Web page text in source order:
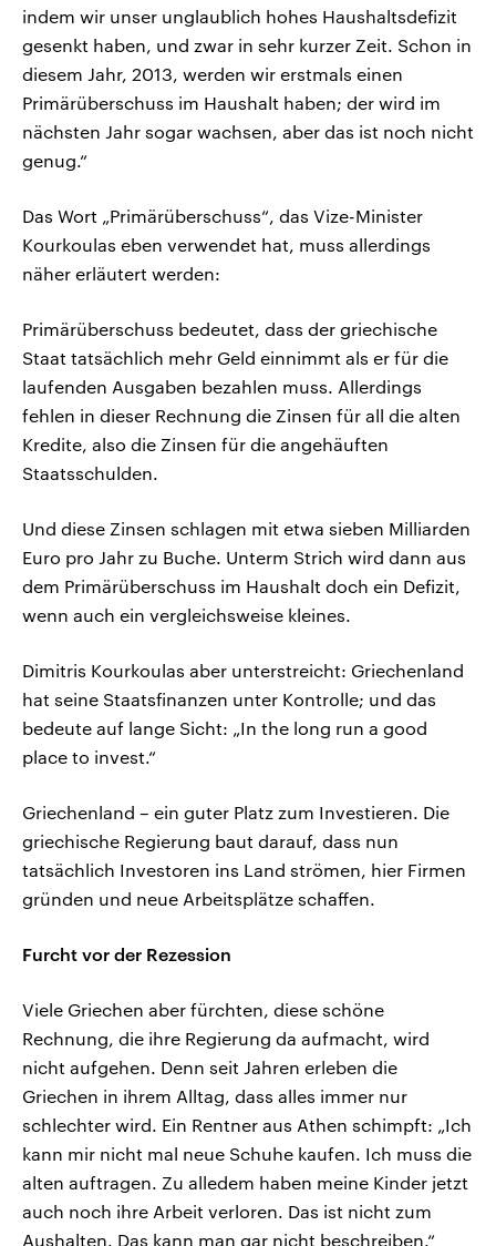
indem wir unser unglaublich hohes Haushaltsdefizit
gesenkt haben, und zwar in sehr kurzer Zeit. Schon in
diesem Jahr, 2013, werden wir erstmals einen
Primärüberschuss im Haushalt haben; der wird im
nächsten Jahr sogar wachsen, aber das ist noch nicht
genug.“
Das Wort „Primärüberschuss“, das Vize-Minister
Kourkoulas eben verwendet hat, muss allerdings
näher erläutert werden:
Primärüberschuss bedeutet, dass der griechische
Staat tatsächlich mehr Geld einnimmt als er für die
laufenden Ausgaben bezahlen muss. Allerdings
fehlen in dieser Rechnung die Zinsen für all die alten
Kredite, also die Zinsen für die angehäuften
Staatsschulden.
Und diese Zinsen schlagen mit etwa sieben Milliarden
Euro pro Jahr zu Buche. Unterm Strich wird dann aus
dem Primärüberschuss im Haushalt doch ein Defizit,
wenn auch ein vergleichsweise kleines.
Dimitris Kourkoulas aber unterstreicht: Griechenland
hat seine Staatsfinanzen unter Kontrolle; und das
bedeute auf lange Sicht: „In the long run a good
place to invest.“
Griechenland – ein guter Platz zum Investieren. Die
griechische Regierung baut darauf, dass nun
tatsächlich Investoren ins Land strömen, hier Firmen
gründen und neue Arbeitsplätze schaffen.
Furcht vor der Rezession
Viele Griechen aber fürchten, diese schöne
Rechnung, die ihre Regierung da aufmacht, wird
nicht aufgehen. Denn seit Jahren erleben die
Griechen in ihrem Alltag, dass alles immer nur
schlechter wird. Ein Rentner aus Athen schimpft: „Ich
kann mir nicht mal neue Schuhe kaufen. Ich muss die
alten auftragen. Zu alledem haben meine Kinder jetzt
auch noch ihre Arbeit verloren. Das ist nicht zum
Aushalten. Das kann man gar nicht beschreiben.“